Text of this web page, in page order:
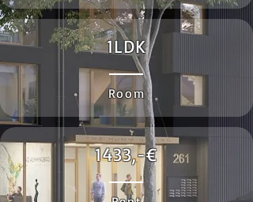
1LDK
Room
1433,-€